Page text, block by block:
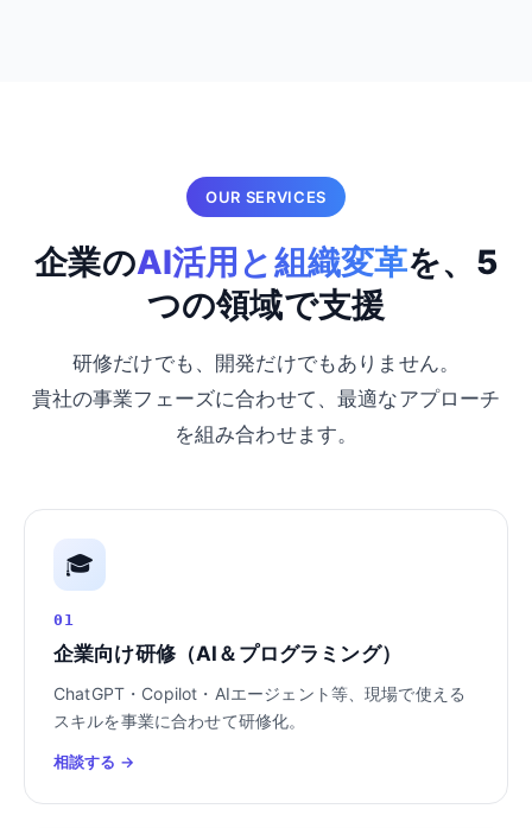
OUR SERVICES
企業のAI活用と組織変革を、5
つの領域で支援
研修だけでも、開発だけでもありません。
貴社の事業フェーズに合わせて、最適なアプローチ
を組み合わせます。
🎓
01
企業向け研修（AI＆プログラミング）
ChatGPT・Copilot・AIエージェント等、現場で使える
スキルを事業に合わせて研修化。
相談する →